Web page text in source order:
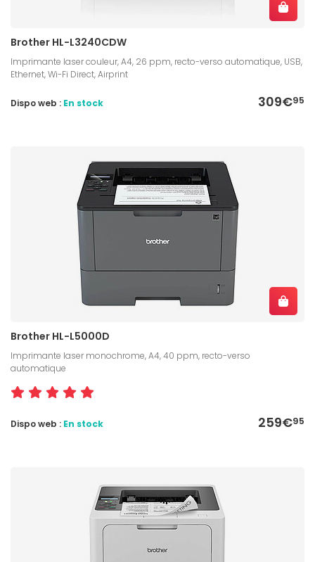
Brother HL-L3240CDW
Imprimante laser couleur, A4, 26 ppm, recto-verso automatique, USB,
Ethernet, Wi-Fi Direct, Airprint
309€95
Dispo web : En stock
Brother HL-L5000D
Imprimante laser monochrome, A4, 40 ppm, recto-verso
automatique
259€95
Dispo web : En stock